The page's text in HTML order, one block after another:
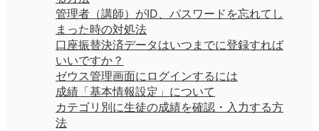
口座振替決済データはいつまでに登録すれば
いいですか？
ゼウス管理画面にログインするには
管理者（講師）がID、パスワードを忘れてし
まった時の対処法
成績「基本情報設定」について
カテゴリ別に生徒の成績を確認・入力する方
法